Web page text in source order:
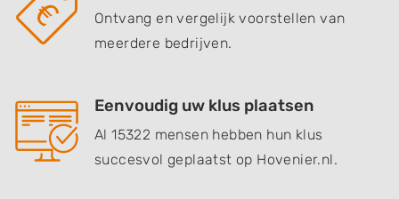
Ontvang en vergelijk voorstellen van
meerdere bedrijven.
Eenvoudig uw klus plaatsen
Al 15322 mensen hebben hun klus
succesvol geplaatst op Hovenier.nl.